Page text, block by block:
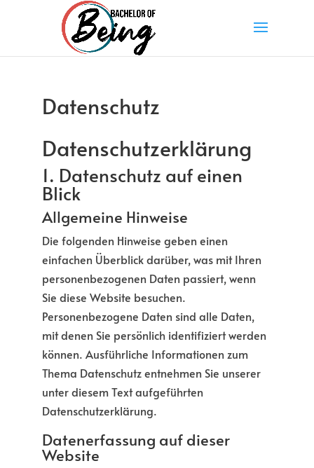
Datenschutz
Datenschutz­erklärung
1. Datenschutz auf einen
Blick
Allgemeine Hinweise
Die folgenden Hinweise geben einen
einfachen Überblick darüber, was mit Ihren
personenbezogenen Daten passiert, wenn
Sie diese Website besuchen.
Personenbezogene Daten sind alle Daten,
mit denen Sie persönlich identifiziert werden
können. Ausführliche Informationen zum
Thema Datenschutz entnehmen Sie unserer
unter diesem Text aufgeführten
Datenschutzerklärung.
Datenerfassung auf dieser
Website